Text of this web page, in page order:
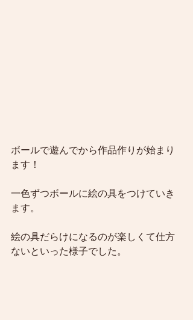
ボールで遊んでから作品作りが始まり
ます！
一色ずつボールに絵の具をつけていき
ます。
絵の具だらけになるのが楽しくて仕方
ないといった様子でした。